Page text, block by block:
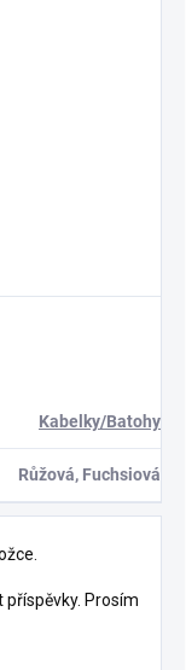
Kabelky/Batohy
Růžová, Fuchsiová
Prosím